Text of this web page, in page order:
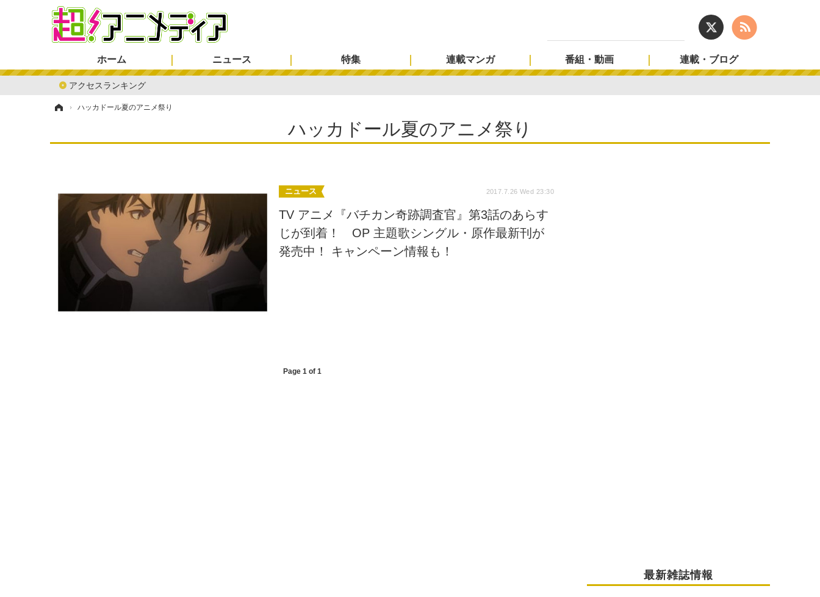
ホーム
アクセスランキング
ニュース 特集 連載マンガ 番組・動画 連載・ブログ
› ハッカドール夏のアニメ祭り
ハッカドール夏のアニメ祭り
ニュース 2017.7.26 Wed 23:30
TV アニメ『バチカン奇跡調査官』第3話のあらす
じが到着！ OP 主題歌シングル・原作最新刊が
発売中！ キャンペーン情報も！
Page 1 of 1
最新雑誌情報